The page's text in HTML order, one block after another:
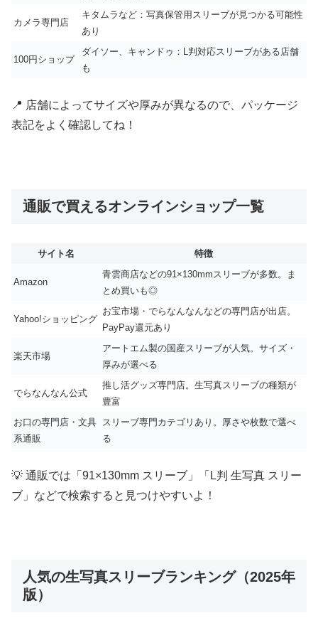
カメラ専門店
キタムラなど：写真保管用スリーブが見つかる可能性
あり
100円ショップ
ダイソー、キャンドゥ：L判対応スリーブがある店舗
も
📍 店舗によってサイズや厚みが異なるので、パッケージ
表記をよく確認してね！
通販で買えるオンラインショップ一覧
サイト名 特徴
Amazon
青雲商店などの91×130mmスリーブが多数。ま
とめ買いも◎
Yahoo!ショッピング
お宝市場・でらなんなんなどの専門店が出店。
PayPay還元あり
楽天市場
アートエム製の国産スリーブが人気。サイズ・
厚みが選べる
でらなんなん公式
推し活グッズ専門店。生写真スリーブの種類が
豊富
お口の専門店・文具
系通販
スリーブ専門カテゴリあり。厚さや枚数で選べ
る
💡 通販では「91×130mm スリーブ」「L判 生写真 スリー
ブ」などで検索すると見つけやすいよ！
人気の生写真スリーブランキング（2025年
版）